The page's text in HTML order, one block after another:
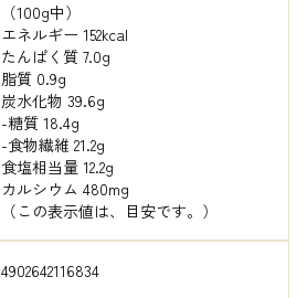
（100g中）
エネルギー 152kcal
たんぱく質 7.0g
脂質 0.9g
炭水化物 39.6g
-糖質 18.4g
-食物繊維 21.2g
食塩相当量 12.2g
カルシウム 480mg
（この表示値は、目安です。）
4902642116834